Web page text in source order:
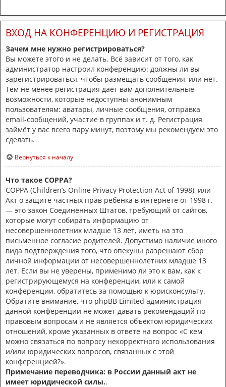
ВХОД НА КОНФЕРЕНЦИЮ И РЕГИСТРАЦИЯ
Зачем мне нужно регистрироваться?
Вы можете этого и не делать. Всё зависит от того, как
администратор настроил конференцию: должны ли вы
зарегистрироваться, чтобы размещать сообщения, или нет.
Тем не менее регистрация даёт вам дополнительные
возможности, которые недоступны анонимным
пользователям: аватары, личные сообщения, отправка
email-сообщений, участие в группах и т. д. Регистрация
займёт у вас всего пару минут, поэтому мы рекомендуем это
сделать.
Вернуться к началу
Что такое COPPA?
COPPA (Children’s Online Privacy Protection Act of 1998), или
Акт о защите частных прав ребёнка в интернете от 1998 г.
— это закон Соединённых Штатов, требующий от сайтов,
которые могут собирать информацию от
несовершеннолетних младше 13 лет, иметь на это
письменное согласие родителей. Допустимо наличие иного
вида подтверждения того, что опекуны разрешают сбор
личной информации от несовершеннолетних младше 13
лет. Если вы не уверены, применимо ли это к вам, как к
регистрирующемуся на конференции, или к самой
конференции, обратитесь за помощью к юрисконсульту.
Обратите внимание, что phpBB Limited администрация
данной конференции не может давать рекомендаций по
правовым вопросам и не является объектом юридических
отношений, кроме указанных в ответе на вопрос «С кем
можно связаться по вопросу некорректного использования
и/или юридических вопросов, связанных с этой
конференцией?».
Примечание переводчика: в России данный акт не
имеет юридической силы..